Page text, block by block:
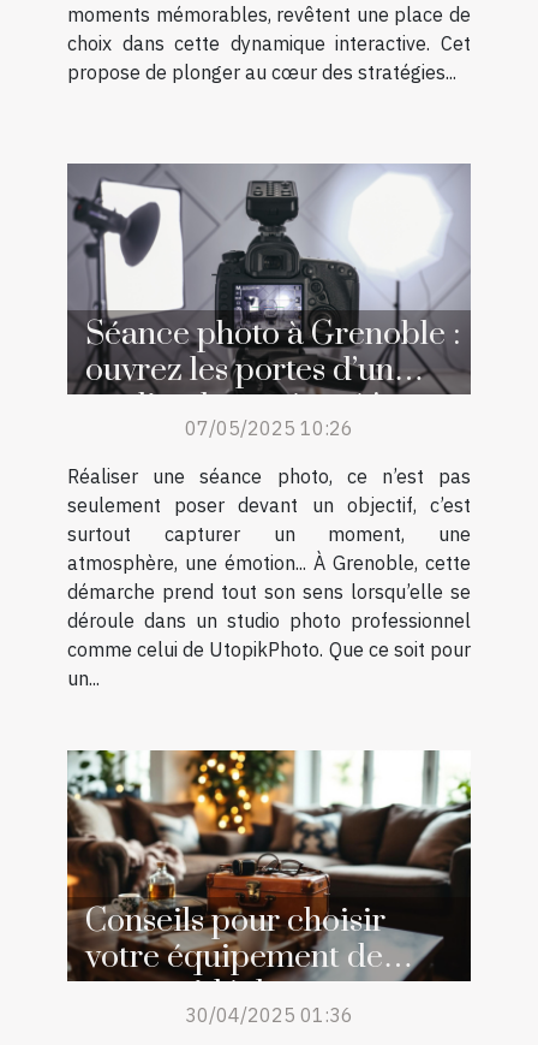
moments mémorables, revêtent une place de
choix dans cette dynamique interactive. Cet
propose de plonger au cœur des stratégies...
Séance photo à Grenoble :
ouvrez les portes d’un
studio photo réputé !
07/05/2025 10:26
Réaliser une séance photo, ce n’est pas
seulement poser devant un objectif, c’est
surtout capturer un moment, une
atmosphère, une émotion... À Grenoble, cette
démarche prend tout son sens lorsqu’elle se
déroule dans un studio photo professionnel
comme celui de UtopikPhoto. Que ce soit pour
un...
Conseils pour choisir
votre équipement de
voyage idéal
30/04/2025 01:36